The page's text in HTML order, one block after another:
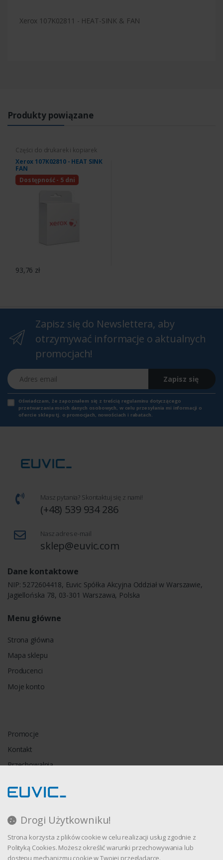
Drogi Użytkowniku!
Strona korzysta z plików cookie w celu realizacji usług zgodnie z
Polityką Cookies. Możesz określić warunki przechowywania lub
dostępu mechanizmu cookie w Twojej przeglądarce.
Xerox 107K02811 - HEAT-SINK & FAN
Produkty powiązane
Części do drukarek i kopiarek
Xerox 107K02810 - HEAT SINK
FAN
Dostępność - 5 dni
93,76 zł
Zapisz się do Newslettera, aby
otrzymywać informacje o aktualnych
promocjach!
Adres email
Zapisz się
Oświadczam, że zapoznałem się z treścią regulaminu dotyczącego
przetwarzania moich danych osobowych, w celu przesyłania mi informacji o
ofercie sklepu tj. o promocjach, nowościach i rabatach.
Masz pytania? Skontaktuj się z nami!
(+48) 539 934 286
Nasz adres e-mail
sklep@euvic.com
Dane kontaktowe
NIP: 5272604418, Euvic Spółka Akcyjna Oddział w Warszawie,
Jagiellońska 78, 03-301 Warszawa, Polska
Menu główne
Strona główna
Mapa sklepu
Producenci
Moje konto
Promocje
Kontakt
Przechowalnia
Regulamin
Polityka prywatności